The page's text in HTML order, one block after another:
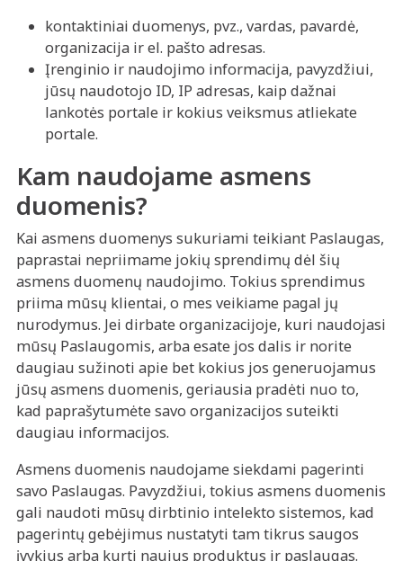
kontaktiniai duomenys, pvz., vardas, pavardė,
organizacija ir el. pašto adresas.
Įrenginio ir naudojimo informacija, pavyzdžiui,
jūsų naudotojo ID, IP adresas, kaip dažnai
lankotės portale ir kokius veiksmus atliekate
portale.
Kam naudojame asmens
duomenis?
Kai asmens duomenys sukuriami teikiant Paslaugas,
paprastai nepriimame jokių sprendimų dėl šių
asmens duomenų naudojimo. Tokius sprendimus
priima mūsų klientai, o mes veikiame pagal jų
nurodymus. Jei dirbate organizacijoje, kuri naudojasi
mūsų Paslaugomis, arba esate jos dalis ir norite
daugiau sužinoti apie bet kokius jos generuojamus
jūsų asmens duomenis, geriausia pradėti nuo to,
kad paprašytumėte savo organizacijos suteikti
daugiau informacijos.
Asmens duomenis naudojame siekdami pagerinti
savo Paslaugas. Pavyzdžiui, tokius asmens duomenis
gali naudoti mūsų dirbtinio intelekto sistemos, kad
pagerintų gebėjimus nustatyti tam tikrus saugos
įvykius arba kurti naujus produktus ir paslaugas.